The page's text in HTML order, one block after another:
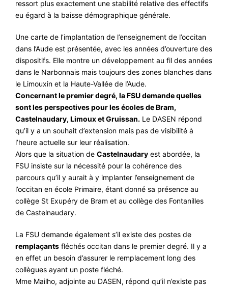
ressort plus exactement une stabilité relative des effectifs
eu égard à la baisse démographique générale.
Une carte de l’implantation de l’enseignement de l’occitan
dans l’Aude est présentée, avec les années d’ouverture des
dispositifs. Elle montre un développement au fil des années
dans le Narbonnais mais toujours des zones blanches dans
le Limouxin et la Haute-Vallée de l’Aude.
Concernant le premier degré, la FSU demande quelles
sont les perspectives pour les écoles de Bram,
Castelnaudary, Limoux et Gruissan. Le DASEN répond
qu’il y a un souhait d’extension mais pas de visibilité à
l’heure actuelle sur leur réalisation.
Alors que la situation de Castelnaudary est abordée, la
FSU insiste sur la nécessité pour la cohérence des
parcours qu’il y aurait à y implanter l’enseignement de
l’occitan en école Primaire, étant donné sa présence au
collège St Exupéry de Bram et au collège des Fontanilles
de Castelnaudary.
La FSU demande également s’il existe des postes de
remplaçants fléchés occitan dans le premier degré. Il y a
en effet un besoin d’assurer le remplacement long des
collègues ayant un poste fléché.
Mme Mailho, adjointe au DASEN, répond qu’il n’existe pas